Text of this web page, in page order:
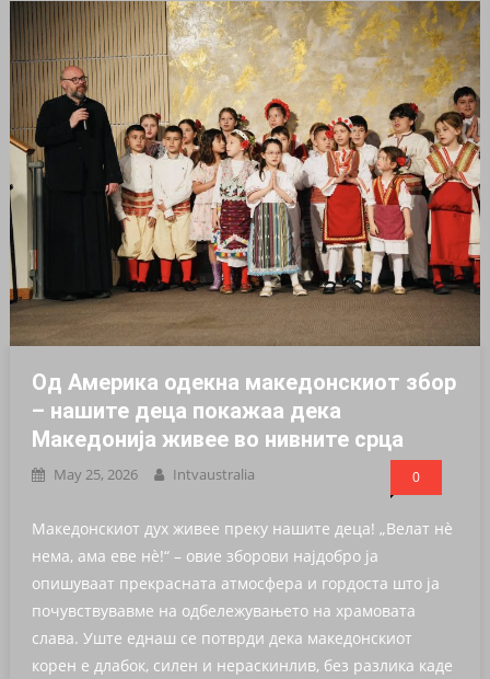
Од Америка одекна македонскиот збор
– нашите деца покажаа дека
Македонија живее во нивните срца
May 25, 2026 Intvaustralia 0
Македонскиот дух живее преку нашите деца! „Велат нѐ
нема, ама еве нѐ!“ – овие зборови најдобро ја
опишуваат прекрасната атмосфера и гордоста што ја
почувствувавме на одбележувањето на храмовата
слава. Уште еднаш се потврди дека македонскиот
корен е длабок, силен и нераскинлив, без разлика каде